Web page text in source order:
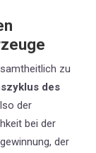
zu
des
der
bei der
der